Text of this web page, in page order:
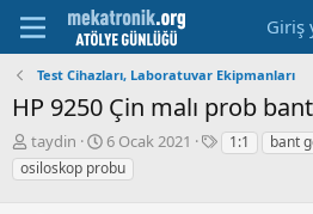
Giriş
Test Cihazları, Laboratuvar Ekipmanları
HP 9250 Çin malı prob
K
o
n
taydin
B
a
ş
6 Ocak 2021
E1:1 bant
osiloskop probu